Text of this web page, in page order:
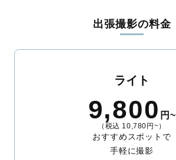
出張撮影の料金
ライト
9,800 円~
（税込 10,780円~）
おすすめスポットで
手軽に撮影